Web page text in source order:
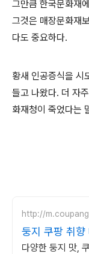
그만큼 한국문화재
그것은 매장문화재
다도 중요하다.
황새 인공증식을 시
들고 나왔다. 더 자
화재청이 죽었다는
http://
둥지 쿠팡 취향
다양한 둥지 맛,